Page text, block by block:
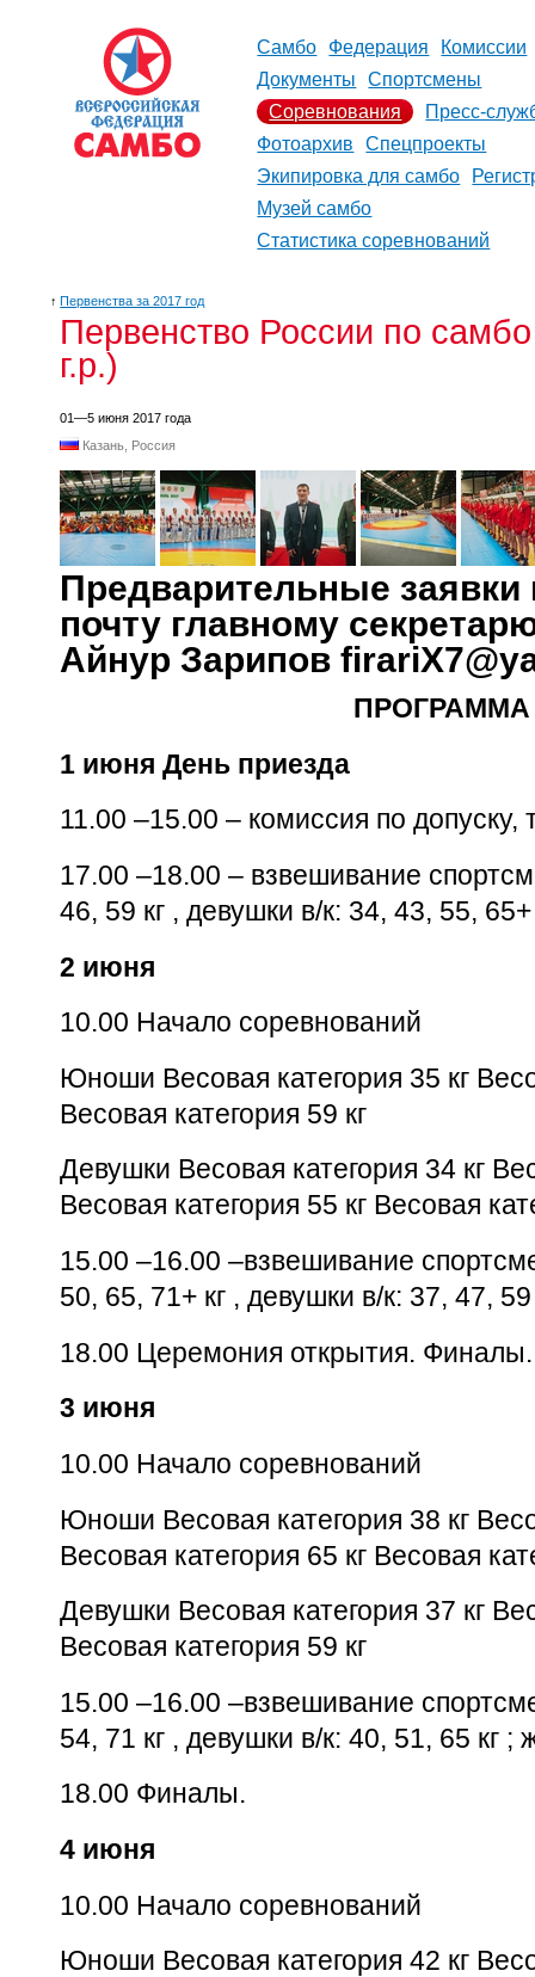
Самбо Федерация
Комиссии
Документы
Спортсмены
Соревнования
Пресс-
Фотоархив
Спецпроекты
Экипировка для самбо
Музей самбо
Статистика соревнований
↑ Первенства за 2017 год
Первенство России по
г.р.)
01—5 июня 2017 года
Казань, Россия
Предварительные
почту главному
Айнур Зарипов
ПРОГРАММА
1 июня День приезда
11.00 –15.00 – комиссия по допуску,
17.00 –18.00 – взвешивание
46, 59 кг , девушки в/к: 34, 43, 55,
2 июня
10.00 Начало соревнований
Юноши Весовая категория 35 кг
Весовая категория 59 кг
Девушки Весовая категория 34 кг
Весовая категория 55 кг Весовая
15.00 –16.00 –взвешивание
50, 65, 71+ кг , девушки в/к: 37, 47,
18.00 Церемония открытия. Финалы.
3 июня
10.00 Начало соревнований
Юноши Весовая категория 38 кг
Весовая категория 65 кг Весовая
Девушки Весовая категория 37 кг
Весовая категория 59 кг
15.00 –16.00 –взвешивание
54, 71 кг , девушки в/к: 40, 51, 65 кг ;
18.00 Финалы.
4 июня
10.00 Начало соревнований
Юноши Весовая категория 42 кг